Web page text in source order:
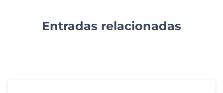
Entradas relacionadas